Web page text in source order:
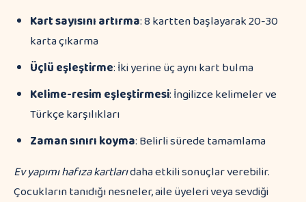
Kart sayısını artırma: 8 kartten başlayarak 20-30
karta çıkarma
Üçlü eşleştirme: İki yerine üç aynı kart bulma
Kelime-resim eşleştirmesi: İngilizce kelimeler ve
Türkçe karşılıkları
Zaman sınırı koyma: Belirli sürede tamamlama
Ev yapımı hafıza kartlarıdaha etkili sonuçlar verebilir.
Çocukların tanıdığı nesneler, aile üyeleri veya sevdiği